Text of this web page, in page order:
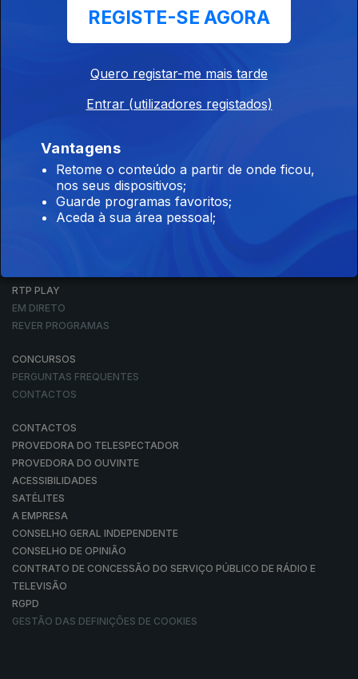
NOTÍCIAS
DESPORTO
TELEVISÃO
RTP PLAY
EM DIRETO
REVER PROGRAMAS
CONCURSOS
PERGUNTAS FREQUENTES
CONTACTOS
CONTACTOS
PROVEDORA DO TELESPECTADOR
PROVEDORA DO OUVINTE
ACESSIBILIDADES
SATÉLITES
A EMPRESA
CONSELHO GERAL INDEPENDENTE
CONSELHO DE OPINIÃO
CONTRATO DE CONCESSÃO DO SERVIÇO PÚBLICO DE RÁDIO E
TELEVISÃO
RGPD
GESTÃO DAS DEFINIÇÕES DE COOKIES
REGISTE-SE AGORA
Quero registar-me mais tarde
Entrar (utilizadores registados)
Vantagens
Retome o conteúdo a partir de onde ficou,
nos seus dispositivos;
Guarde programas favoritos;
Aceda à sua área pessoal;